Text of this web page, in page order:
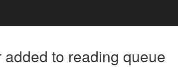
to reading queue